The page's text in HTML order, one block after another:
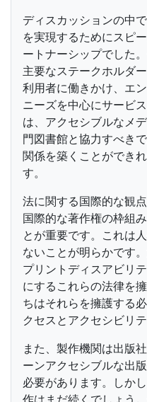
ディスカッションの中
を実現するためにスピ
ートナーシップでした
主要なステークホルダ
利用者に働きかけ、エ
ニーズを中心にサービ
は、アクセシブルなメ
門図書館と協力すべき
関係を築くことができ
す。
法に関する国際的な観
国際的な著作権の枠組
とが重要です。これは
ないことが明らかです
プリントディスアビリ
にするこれらの法律を
ちはそれらを擁護する
クセスとアクセシビリ
また、製作機関は出版
ーンアクセシブルな出
必要があります。しか